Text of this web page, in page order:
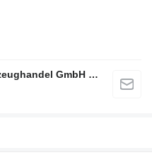
M.O. Baumaschinen & Nutzfahrzeughandel GmbH & CO.